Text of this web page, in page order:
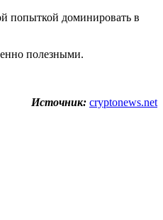
попыткой доминировать в
полезными.
Источник: cryptonews.net